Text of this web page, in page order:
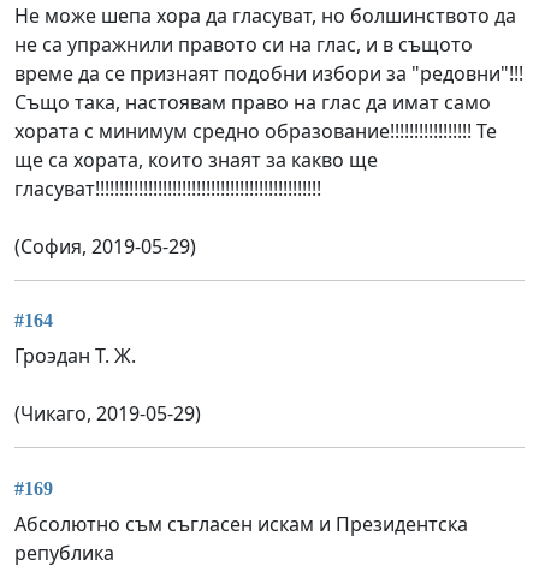
Не може шепа хора да гласуват, но болшинството да
не са упражнили правото си на глас, и в същото
време да се признаят подобни избори за "редовни"!!!
Също така, настоявам право на глас да имат само
хората с минимум средно образование!!!!!!!!!!!!!!!!! Те
ще са хората, които знаят за какво ще
гласуват!!!!!!!!!!!!!!!!!!!!!!!!!!!!!!!!!!!!!!!!!!!!!!!
(София, 2019-05-29)
#164
Гроэдан Т. Ж.
(Чикаго, 2019-05-29)
#169
Абсолютно съм съгласен искам и Президентска
република